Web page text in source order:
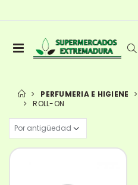
PERFUMERIA E HIGIENE
ROLL-ON